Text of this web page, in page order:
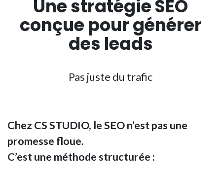
Une stratégie SEO
conçue pourgénérer
des leads
Pas juste du trafic
Chez CS STUDIO, le SEO n’est pas une
promesse floue.
C’est une méthode structurée :